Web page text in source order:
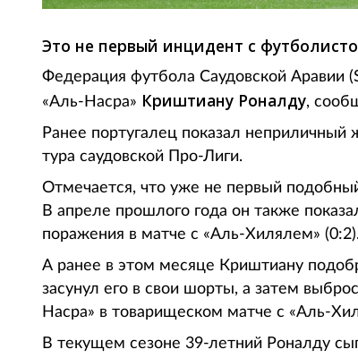
Это не первый инцидент с
Федерация футбола Саудовской Аравии
«Аль-Насра» Криштиану Роналду,
Ранее португалец показал
тура саудовской Про-Лиги.
Отмечается, что уже не первый
В апреле прошлого года он также
поражения в матче с «Аль-Хилялем»
А ранее в этом месяце Криштиану
засунул его в свои шорты, а затем
Насра» в товарищеском матче с «Аль-
В текущем сезоне 39-летний Роналду